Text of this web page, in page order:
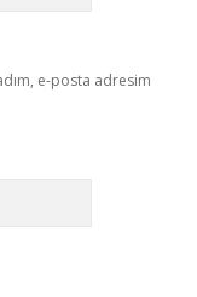
e-posta adresim